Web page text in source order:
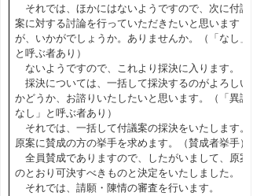
それでは、ほかにはないようですので、次に付議
案に対する討論を行っていただきたいと思います
が、いかがでしょうか。ありませんか。（「なし」
と呼ぶ者あり）
ないようですので、これより採決に入ります。
採決については、一括して採決するのがよろしい
かどうか、お諮りいたしたいと思います。（「異議
なし」と呼ぶ者あり）
それでは、一括して付議案の採決をいたします。
原案に賛成の方の挙手を求めます。（賛成者挙手）
全員賛成でありますので、したがいまして、原案
のとおり可決すべきものと決定をいたしました。
それでは、請願・陳情の審査を行います。